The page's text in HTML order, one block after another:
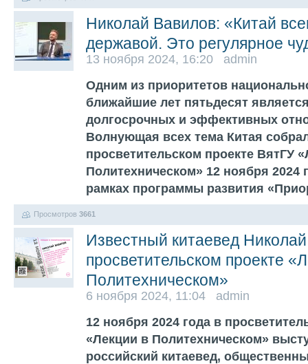
Николай Вавилов: «Китай
державой. Это регулярное
13 ноября 2024, 16:20 admin
Одним из приоритетов
ближайшие лет пятьдесят
долгосрочных и эффективных
Волнующая всех тема Китая
просветительском проекте ВятГУ
Политехническом» 12 ноября 2024
рамках программы развития
Просмотров 3661
Известный китаевед
просветительском проекте
Политехническом»
6 ноября 2024, 11:04 admin
12 ноября 2024 года в
«Лекции в Политехническом»
российский китаевед,